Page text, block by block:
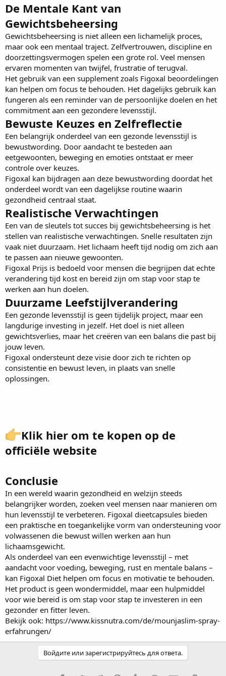
De Mentale Kant van
Gewichtsbeheersing
Gewichtsbeheersing is niet alleen een lichamelijk proces,
maar ook een mentaal traject. Zelfvertrouwen, discipline en
doorzettingsvermogen spelen een grote rol. Veel mensen
ervaren momenten van twijfel, frustratie of terugval.
Het gebruik van een supplement zoals Figoxal beoordelingen
kan helpen om focus te behouden. Het dagelijks gebruik kan
fungeren als een reminder van de persoonlijke doelen en het
commitment aan een gezondere levensstijl.
Bewuste Keuzes en Zelfreflectie
Een belangrijk onderdeel van een gezonde levensstijl is
bewustwording. Door aandacht te besteden aan
eetgewoonten, beweging en emoties ontstaat er meer
controle over keuzes.
Figoxal kan bijdragen aan deze bewustwording doordat het
onderdeel wordt van een dagelijkse routine waarin
gezondheid centraal staat.
Realistische Verwachtingen
Een van de sleutels tot succes bij gewichtsbeheersing is het
stellen van realistische verwachtingen. Snelle resultaten zijn
vaak niet duurzaam. Het lichaam heeft tijd nodig om zich aan
te passen aan nieuwe gewoonten.
Figoxal Prijs is bedoeld voor mensen die begrijpen dat echte
verandering tijd kost en bereid zijn om stap voor stap te
werken aan hun doelen.
Duurzame Leefstijlverandering
Een gezonde levensstijl is geen tijdelijk project, maar een
langdurige investing in jezelf. Het doel is niet alleen
gewichtsverlies, maar het creëren van een balans die past bij
jouw leven.
Figoxal ondersteunt deze visie door zich te richten op
consistentie en bewust leven, in plaats van snelle
oplossingen.
Klik hier om te kopen op de
officiële website
Conclusie
In een wereld waarin gezondheid en welzijn steeds
belangrijker worden, zoeken veel mensen naar manieren om
hun levensstijl te verbeteren. Figoxal dieetcapsules bieden
een praktische en toegankelijke vorm van ondersteuning voor
volwassenen die bewust willen werken aan hun
lichaamsgewicht.
Als onderdeel van een evenwichtige levensstijl – met
aandacht voor voeding, beweging, rust en mentale balans –
kan Figoxal Diet helpen om focus en motivatie te behouden.
Het product is geen wondermiddel, maar een hulpmiddel
voor wie bereid is om stap voor stap te investeren in een
gezonder en fitter leven.
Bekijk ook: https://www.kissnutra.com/de/mounjaslim-spray-
erfahrungen/
Войдите или зарегистрируйтесь для ответа.